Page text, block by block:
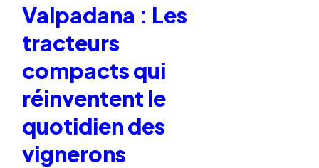
Valpadana : Les
tracteurs
compacts qui
réinventent le
quotidien des
vignerons